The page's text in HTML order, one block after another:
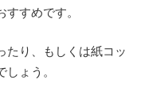
すめです。
たり、もしくは紙コッ
ょう。